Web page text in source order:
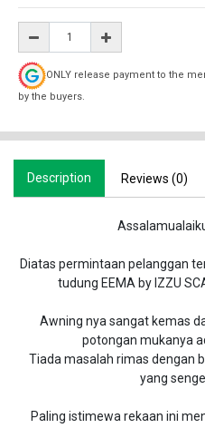
ONLY release payment to the
by the buyers.
Description Reviews (0)
Diatas permintaan pelanggan
tudung EEMA by IZZU
Awning nya sangat kemas
potongan mukanya
Tiada masalah rimas dengan
yang
Paling istimewa rekaan ini